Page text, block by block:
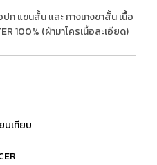
แขนสั้น และ กางเกงขาสั้น เนื้อ
100% (ผ้ามาโครเนื้อละเอียด)
บเทียบ